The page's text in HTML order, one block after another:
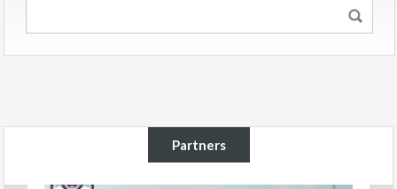
Partners